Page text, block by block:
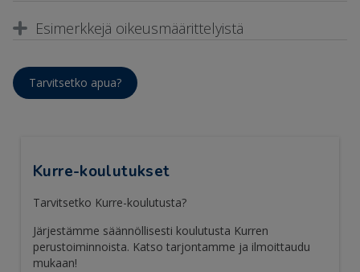
Esimerkkejä oikeusmäärittelyistä
Tarvitsetko apua?
Kurre-koulutukset
Tarvitsetko Kurre-koulutusta?
Järjestämme säännöllisesti koulutusta Kurren
perustoiminnoista. Katso tarjontamme ja ilmoittaudu
mukaan!